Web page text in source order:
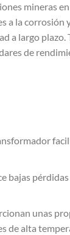
mineras
a la corrosión
a largo plazo.
de
bajas
unas
de alta